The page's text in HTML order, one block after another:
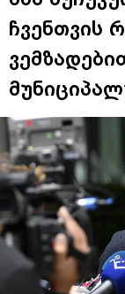
ჩვენთვის